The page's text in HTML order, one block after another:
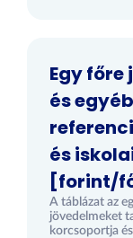
Egy
és
és
[forint/
A táblázat az
jövedelmeket
korcsoportja